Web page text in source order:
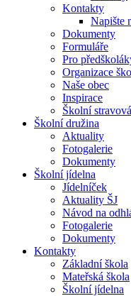
Kontakty
Napište
Dokumenty
Formuláře
Pro
Organizace
Naše obec
Inspirace
Školní
Školní družina
Aktuality
Fotogalerie
Dokumenty
Školní jídelna
Jídelníček
Aktuality ŠJ
Návod na
Fotogalerie
Dokumenty
Kontakty
Základní škola
Mateřská škola
Školní jídelna